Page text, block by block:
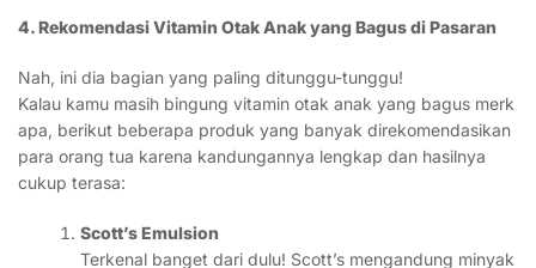
4. Rekomendasi Vitamin Otak Anak yang Bagus di Pasaran
Nah, ini dia bagian yang paling ditunggu-tunggu!
Kalau kamu masih bingung vitamin otak anak yang bagus merk
apa, berikut beberapa produk yang banyak direkomendasikan
para orang tua karena kandungannya lengkap dan hasilnya
cukup terasa:
Scott’s Emulsion
Terkenal banget dari dulu! Scott’s mengandung minyak